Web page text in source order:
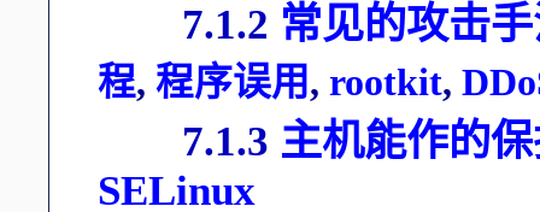
7.1.2 常见的攻击
程, 程序误用 , rootkit,
7.1.3 主机能作的
SELinux